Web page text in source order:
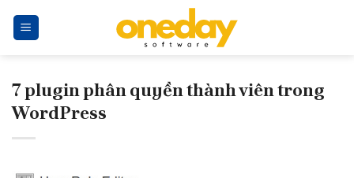
7 plugin phân quyền thành viên trong
WordPress